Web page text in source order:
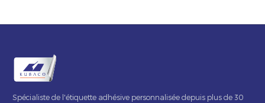
Spécialiste de l'étiquette adhésive personnalisée depuis plus de 30